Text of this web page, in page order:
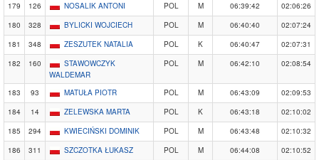
179
126 NOSALIK ANTONI POL M 06:39:42
02:06:26
180
328 BYLICKI WOJCIECH POL M 06:40:40
02:07:24
181
348 ZESZUTEK NATALIA POL K 06:40:47
02:07:31
182
160
STAWOWCZYK
WALDEMAR
POL M 06:42:10 02:08:54
183 93 MATUŁA PIOTR POL M 06:43:09
02:09:53
184
14 ZELEWSKA MARTA POL K 06:43:18
02:10:02
185
294 KWIECIŃSKI DOMINIK POL M 06:43:48
02:10:32
186
311 SZCZOTKA ŁUKASZ POL M 06:44:08
02:10:52